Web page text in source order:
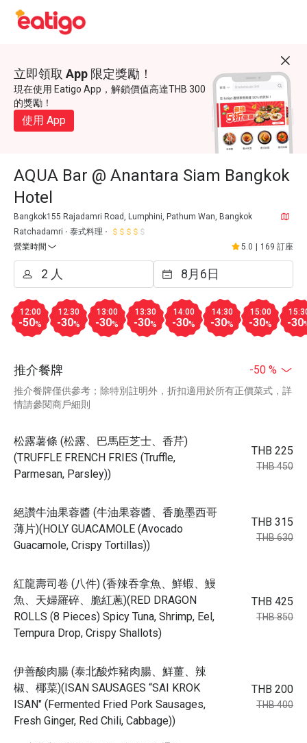
立即領取 App 限定獎勵！
現在使用 Eatigo App，解鎖價值高達THB 300
的獎勵！
使用 App
AQUA Bar @ Anantara Siam Bangkok
Hotel
Bangkok155 Rajadamri Road, Lumphini, Pathum Wan, Bangkok
Ratchadamri
泰式料理
營業時間
5.0 169 訂座
12:00
-50%
12:30
-30%
13:00
-30%
13:30
-30%
14:00
-30%
14:30
-30%
15:00
-30% -30
推介餐牌 -50 %
推介餐牌僅供參考；除特別註明外，折扣適用於所有正價菜式，詳
情請參閱商戶細則
松露薯條 (松露、巴馬臣芝士、香芹)
(TRUFFLE FRENCH FRIES (Truffle,
Parmesan, Parsley))
THB 225
THB 450
絕讚牛油果蓉醬 (牛油果蓉醬、香脆墨西哥
薄片)(HOLY GUACAMOLE (Avocado
Guacamole, Crispy Tortillas))
THB 315
THB 630
紅龍壽司卷 (八件) (香辣吞拿魚、鮮蝦、鰻
魚、天婦羅碎、脆紅蔥)(RED DRAGON
ROLLS (8 Pieces) Spicy Tuna, Shrimp, Eel,
Tempura Drop, Crispy Shallots)
THB 425
THB 850
伊善酸肉腸 (泰北酸炸豬肉腸、鮮薑、辣
椒、椰菜)(ISAN SAUSAGES “SAI KROK
ISAN" (Fermented Fried Pork Sausages,
Fresh Ginger, Red Chili, Cabbage))
THB 200
THB 400